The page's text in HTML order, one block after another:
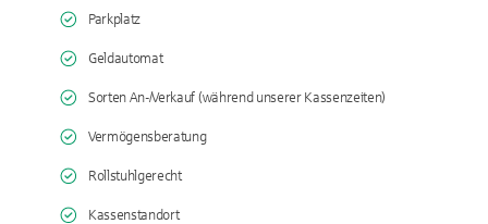
Parkplatz
Geldautomat
Sorten An-/Verkauf (während unserer Kassenzeiten)
Vermögensberatung
Rollstuhlgerecht
Kassenstandort